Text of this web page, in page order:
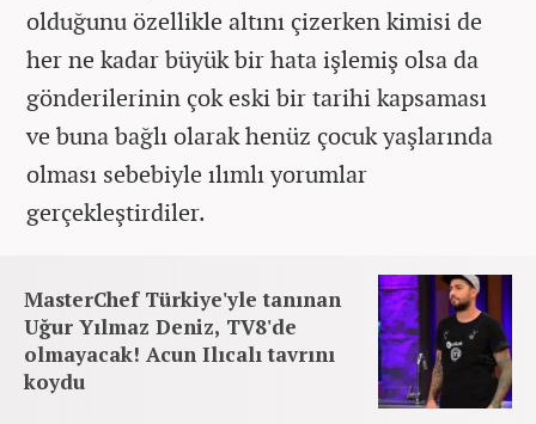
olduğunu özellikle altını çizerken kimisi de
her ne kadar büyük bir hata işlemiş olsa da
gönderilerinin çok eski bir tarihi kapsaması
ve buna bağlı olarak henüz çocuk yaşlarında
olması sebebiyle ılımlı yorumlar
gerçekleştirdiler.
MasterChef Türkiye'yle tanınan
Uğur Yılmaz Deniz, TV8'de
olmayacak! Acun Ilıcalı tavrını
koydu